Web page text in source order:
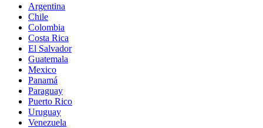
Argentina
Chile
Colombia
Costa Rica
El Salvador
Guatemala
Mexico
Panamá
Paraguay
Puerto Rico
Uruguay
Venezuela